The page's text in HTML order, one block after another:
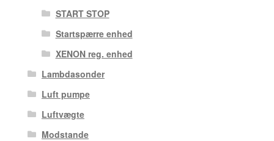
START STOP
Startspærre enhed
XENON reg. enhed
Lambdasonder
Luft pumpe
Luftvægte
Modstande